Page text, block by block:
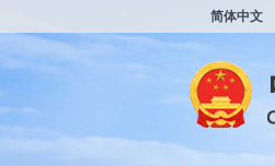
简体中文
打
无
障